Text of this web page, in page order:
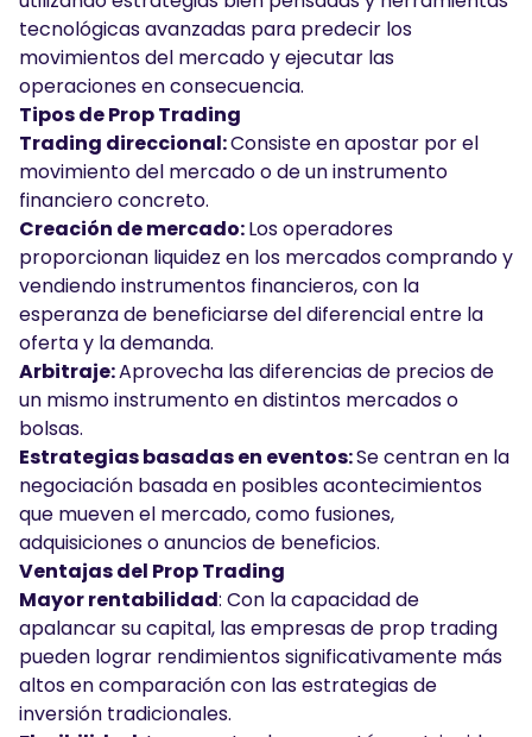
tecnológicas avanzadas para predecir los
movimientos del mercado y ejecutar las
operaciones en consecuencia.
Tipos de Prop Trading
Trading direccional:Consiste en apostar por el
movimiento del mercado o de un instrumento
financiero concreto.
Creación de mercado:Los operadores
proporcionan liquidez en los mercados comprando y
vendiendo instrumentos financieros, con la
esperanza de beneficiarse del diferencial entre la
oferta y la demanda.
Arbitraje:Aprovecha las diferencias de precios de
un mismo instrumento en distintos mercados o
bolsas.
Estrategias basadas en eventos:Se centran en la
negociación basada en posibles acontecimientos
que mueven el mercado, como fusiones,
adquisiciones o anuncios de beneficios.
Ventajas del Prop Trading
Mayor rentabilidad: Con la capacidad de
apalancar su capital, las empresas de prop trading
pueden lograr rendimientos significativamente más
altos en comparación con las estrategias de
inversión tradicionales.